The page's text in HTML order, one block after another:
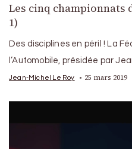
Les cinq championnats
1)
Des disciplines en péril ! La
l’Automobile, présidée par
Jean-Michel Le Roy 25 mars 2019